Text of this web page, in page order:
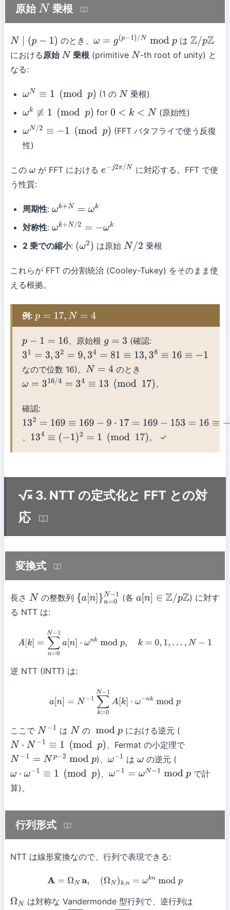
原始 N 乗根
N∣ −1) のとき、ω =g (p− )/Nmodp はZ/pZ
における原始N 乗根(primitive N -th root of unity) と
なる:
ωN ≡1( modp) (1 の N 乗根)
ωk ≢1 (modp) for 0 <k<N (原始性)
ωN / 2 ≡− (modp)
(FFT バタフライで使う反復
性)
この ω が FFT におけるe −j2π/N に対応する。FFT で使
う性質:
周期性: ωk +N =ω k
対称性: ωk +N / 2 =− ωk
2 乗での縮小: (ω2) は原始N/ 2 乗根
これらが FFT の分割統治 (Cooley-Tukey) をそのまま使
える根拠。
例:p =17 ,N =4
p −1 =16 、原始根 g =3
(確認:
31 =3, 32 =9 34 =81≡13,38≡ 16≡−1
なので位数 16)。N= 4
のとき
ω =3 16/4 = 34 ≡13 (mod17) 。
確認:
132 =169≡169−9⋅17 =169−153= 16≡− 1(mod17)
134 ≡(− 1)2=1(mod17) 。 ✓
3. NTT の定式化と FFT との対
応
変換式
長さ N の整数列 {a[ n]} n=0N −1
(各a[ n] ∈Z /pZ
) に対す
る NTT は:
A[k]= n 0 a
逆 NTT (INTT) は:
a n ∑k =0N A [k nk
ここで N− は N の modp
における逆元 (
N⋅ N −1 ( modp )
、Fermat の小定理で
N− = Np −2 modp )、 ω 1 はωの逆元 (
ω ω− ≡ (mod p) ω 1 =ω N−1 modp
で計
算)。
行列形式
NTT は線形変換なので、行列で表現できる:
A=ΩNa ΩN)k,n=ω kn mod p
ΩN は対称な Vandermonde 型行列で、逆行列は